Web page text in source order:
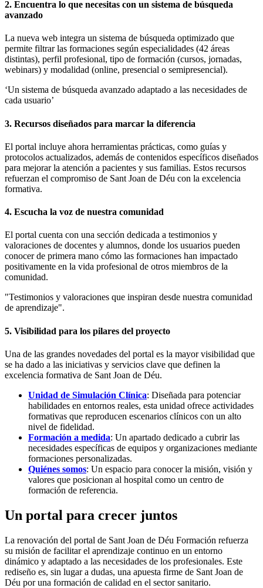
2. Encuentra lo que necesitas con un sistema de búsqueda
avanzado
La nueva web integra un sistema de búsqueda optimizado que
permite filtrar las formaciones según especialidades (42 áreas
distintas), perfil profesional, tipo de formación (cursos, jornadas,
webinars) y modalidad (online, presencial o semipresencial).
‘Un sistema de búsqueda avanzado adaptado a las necesidades de
cada usuario’
3. Recursos diseñados para marcar la diferencia
El portal incluye ahora herramientas prácticas, como guías y
protocolos actualizados, además de contenidos específicos diseñados
para mejorar la atención a pacientes y sus familias. Estos recursos
refuerzan el compromiso de Sant Joan de Déu con la excelencia
formativa.
4. Escucha la voz de nuestra comunidad
El portal cuenta con una sección dedicada a testimonios y
valoraciones de docentes y alumnos, donde los usuarios pueden
conocer de primera mano cómo las formaciones han impactado
positivamente en la vida profesional de otros miembros de la
comunidad.
"Testimonios y valoraciones que inspiran desde nuestra comunidad
de aprendizaje".
5. Visibilidad para los pilares del proyecto
Una de las grandes novedades del portal es la mayor visibilidad que
se ha dado a las iniciativas y servicios clave que definen la
excelencia formativa de Sant Joan de Déu.
Unidad de Simulación Clínica: Diseñada para potenciar
habilidades en entornos reales, esta unidad ofrece actividades
formativas que reproducen escenarios clínicos con un alto
nivel de fidelidad.
Formación a medida: Un apartado dedicado a cubrir las
necesidades específicas de equipos y organizaciones mediante
formaciones personalizadas.
Quiénes somos: Un espacio para conocer la misión, visión y
valores que posicionan al hospital como un centro de
formación de referencia.
Un portal para crecer juntos
La renovación del portal de Sant Joan de Déu Formación refuerza
su misión de facilitar el aprendizaje continuo en un entorno
dinámico y adaptado a las necesidades de los profesionales. Este
rediseño es, sin lugar a dudas, una apuesta firme de Sant Joan de
Déu por una formación de calidad en el sector sanitario.